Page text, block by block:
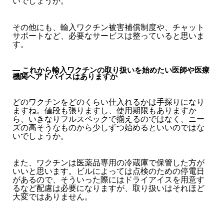
その他にも、輸入ワクチン被害補償制度や、チャット
サポートなど、必要なサービスは整っていると思いま
す。
― これから輸入ワクチンの取り扱いを始めたい医師や医療
機関へアドバイスはありますか
どのワクチンをどのくらい仕入れるかは手探りになり
ますね。値段も張りますし、使用期限もありますか
ら、いきなりフルスペックで揃えるのではなく、ニー
ズの高そうなものから少しずつ始めるといいのではな
いでしょうか。
また、ワクチンは医薬品専用の冷蔵庫で保管した方が
いいと思います。ビルによっては点検のための停電日
があるので、そういった際にはドライアイスを用意す
るなど配慮は必要になりますが、取り扱いはそれほど
大変ではありません。